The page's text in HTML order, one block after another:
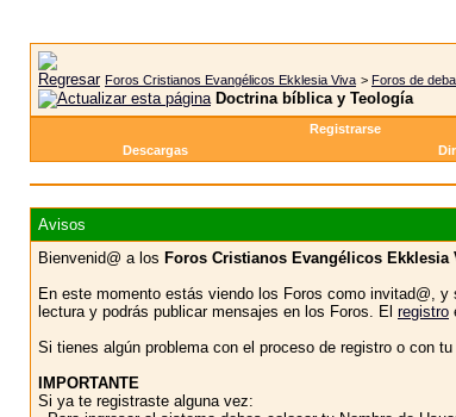
Foros Cristianos Evangélicos Ekklesia Viva > Foros de
Doctrina bíblica y Teología
Registrarse
Descargas
Avisos
Bienvenid@ a los Foros Cristianos Evangélicos Ekklesia
En este momento estás viendo los Foros como invitad@,
lectura y podrás publicar mensajes en los Foros. El registro
Si tienes algún problema con el proceso de registro o con
IMPORTANTE
Si ya te registraste alguna vez: